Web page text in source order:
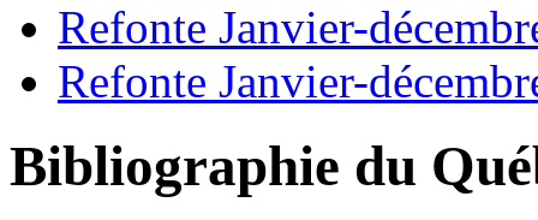
Refonte Janvier-
Refonte Janvier-
Bibliographie du